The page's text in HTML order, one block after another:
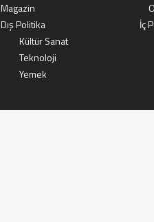
Magazin
Dış Politika
İç
Kültür Sanat
Teknoloji
Yemek